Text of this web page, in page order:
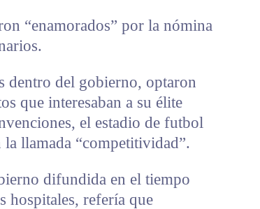
“enamorados” por la nómina
dentro del gobierno, optaron
que interesaban a su élite
el estadio de futbol
llamada “competitividad”.
difundida en el tiempo
hospitales, refería que